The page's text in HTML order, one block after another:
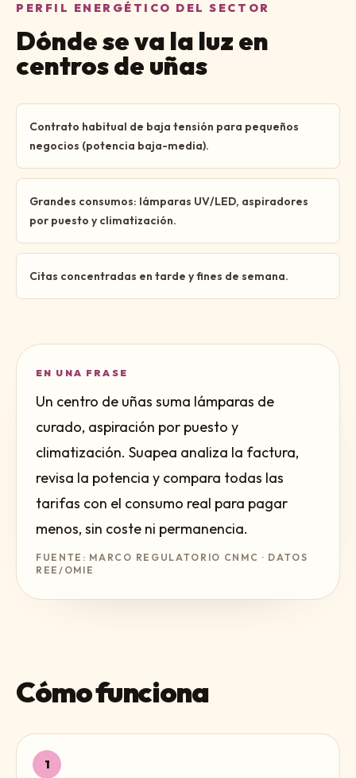
PERFIL ENERGÉTICO DEL SECTOR
Dónde se va la luz en
centros de uñas
Contrato habitual de baja tensión para pequeños
negocios (potencia baja-media).
Grandes consumos: lámparas UV/LED, aspiradores
por puesto y climatización.
Citas concentradas en tarde y fines de semana.
EN UNA FRASE
Un centro de uñas suma lámparas de
curado, aspiración por puesto y
climatización. Suapea analiza la factura,
revisa la potencia y compara todas las
tarifas con el consumo real para pagar
menos, sin coste ni permanencia.
FUENTE: MARCO REGULATORIO CNMC · DATOS
REE/OMIE
Cómo funciona
1